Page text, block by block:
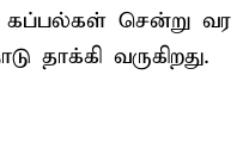
கப்பல்கள் சென்று வர
வருகிறது.